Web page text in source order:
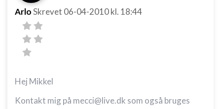
ArloSkrevet 06-04-2010kl. 18:44
Hej Mikkel
Kontakt mig på mecci@live.dk som også bruges